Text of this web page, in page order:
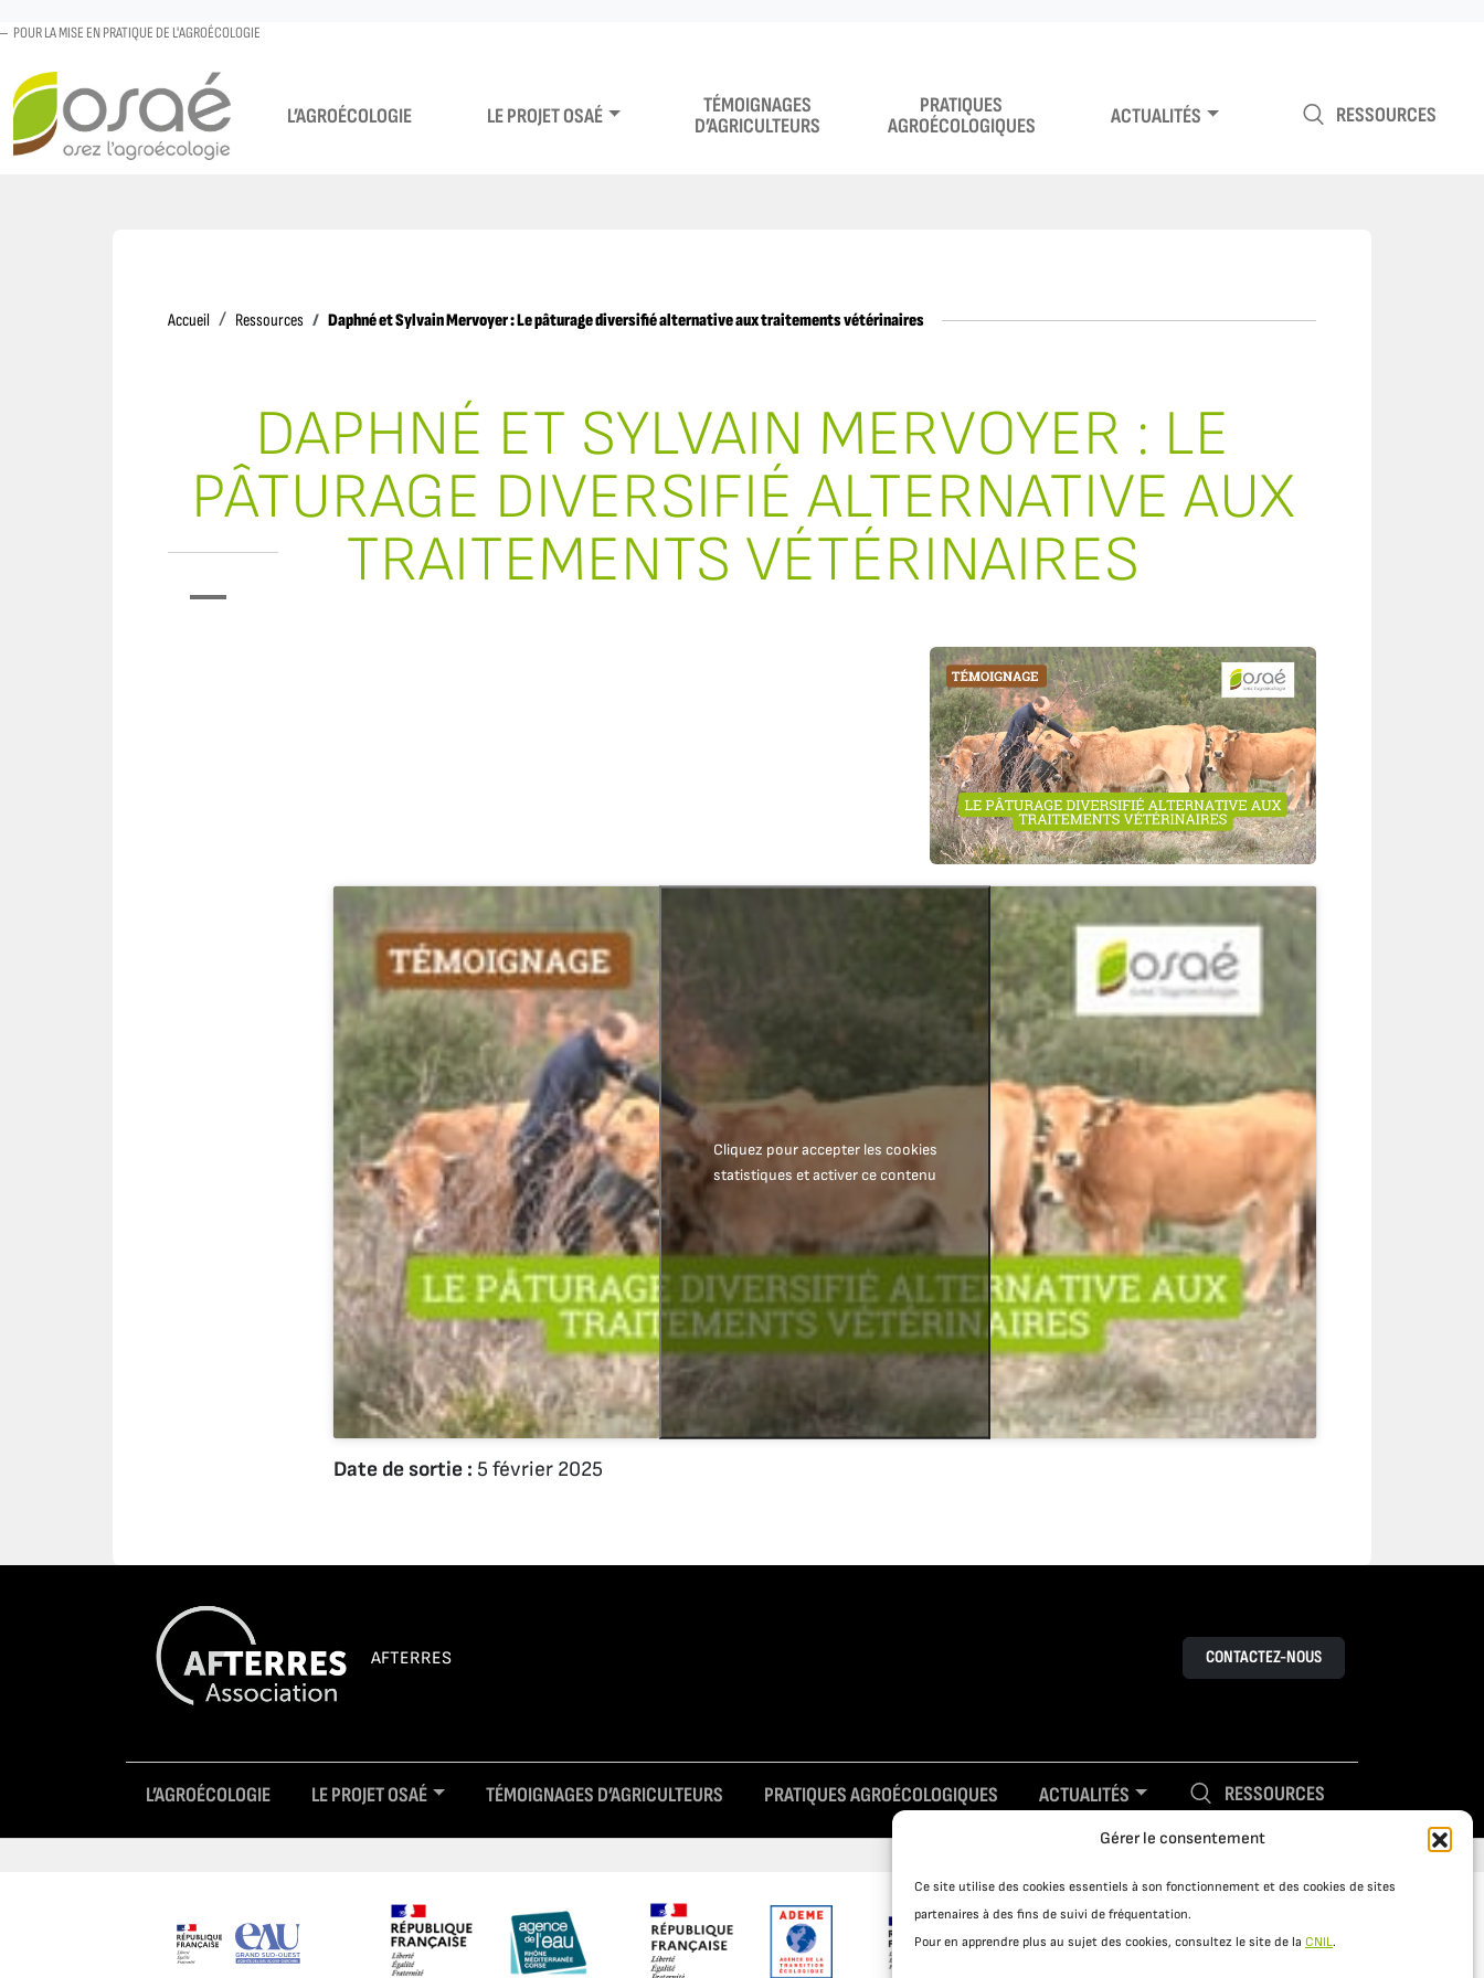
Gérer le consentement
Ce site utilise des cookies essentiels à son fonctionnement et des cookies de sites
partenaires à des fins de suivi de fréquentation.
Pour en apprendre plus au sujet des cookies, consultez le site de la CNIL.
POUR LA MISE EN PRATIQUE DE L'AGROÉCOLOGIE
L’AGROÉCOLOGIE LE PROJET OSAÉ
TÉMOIGNAGES
D’AGRICULTEURS
PRATIQUES
AGROÉCOLOGIQUES
ACTUALITÉS RESSOURCES
Accueil AccueilRessources Daphné et Sylvain Mervoyer : Le pâturage diversifié alternative aux traitements vétérinaires
DAPHNÉ ET SYLVAIN MERVOYER : LE
PÂTURAGE DIVERSIFIÉ ALTERNATIVE AUX
TRAITEMENTS VÉTÉRINAIRES
Cliquez pour accepter les cookies
statistiques et activer ce contenu
Date de sortie : 5 février 2025
AFTERRES CONTACTEZ-NOUS
L’AGROÉCOLOGIE LE PROJET OSAÉ TÉMOIGNAGES D’AGRICULTEURS PRATIQUES AGROÉCOLOGIQUES ACTUALITÉS RESSOURCES